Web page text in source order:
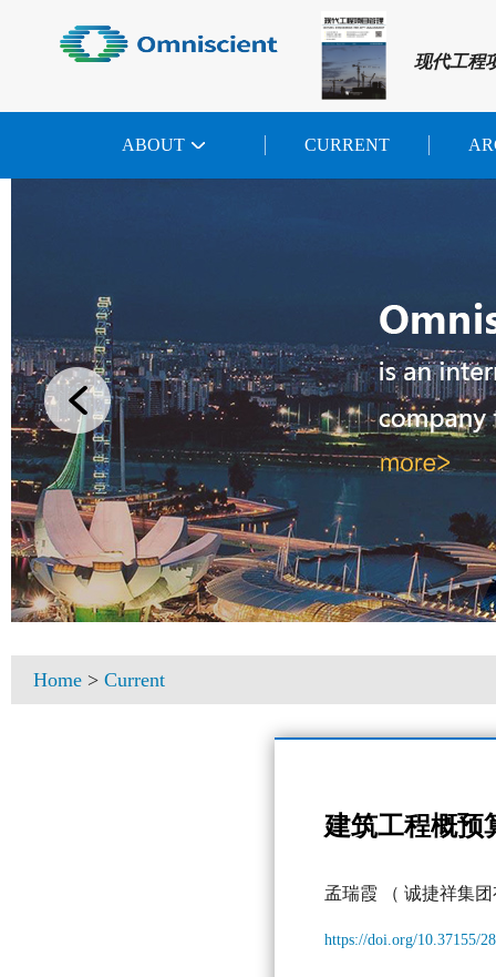
现代工程
ABOUT CURRENT
Home > Current
建筑工程概预
孟瑞霞 （ 诚捷祥集
https://doi.org/10.37155/